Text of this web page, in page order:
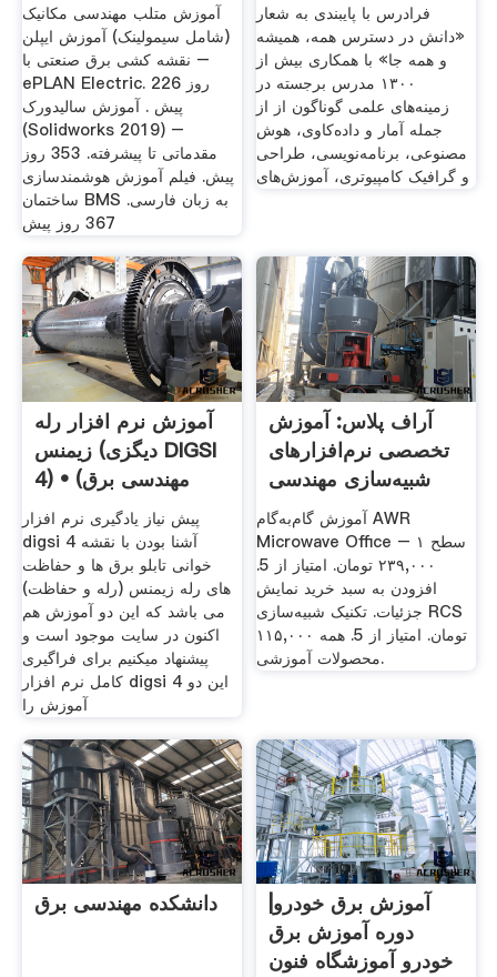
آموزش متلب مهندسی مکانیک
(شامل سیمولینک) آموزش ایپلن
– نقشه کشی برق صنعتی با
ePLAN Electric. 226 روز
پیش . آموزش سالیدورک
(Solidworks 2019) –
مقدماتی تا پیشرفته. 353 روز
پیش. فیلم آموزش هوشمندسازی
ساختمان BMS به زبان فارسی.
367 روز پیش
فرادرس با پایبندی به شعار
«دانش در دسترس همه، همیشه
و همه جا» با همکاری بیش از
۱۳۰۰ مدرس برجسته در
زمینه‌های علمی گوناگون از از
جمله آمار و داده‌کاوی، هوش
مصنوعی، برنامه‌نویسی، طراحی
و گرافیک کامپیوتری، آموزش‌های
آموزش نرم افزار رله
زیمنس (دیگزی DIGSI
4) • (مهندسی برق
پیش نیاز یادگیری نرم افزار
digsi 4 آشنا بودن با نقشه
خوانی تابلو برق ها و حفاظت
های رله زیمنس (رله و حفاظت)
می باشد که این دو آموزش هم
اکنون در سایت موجود است و
پیشنهاد میکنیم برای فراگیری
کامل نرم افزار digsi 4 این دو
آموزش را
آراف پلاس: آموزش
تخصصی نرم‌افزارهای
شبیه‌سازی مهندسی
برق
آموزش گام‌به‌گام AWR
Microwave Office – سطح ۱
۲۳۹,۰۰۰ تومان. امتیاز از 5.
افزودن به سبد خرید نمایش
جزئیات. تکنیک شبیه‌سازی RCS
۱۱۵,۰۰۰ تومان. امتیاز از 5. همه
محصولات آموزشی.
دانشکده مهندسی برق
آموزش برق خودرو|
دوره آموزش برق
خودرو آموزشگاه فنون